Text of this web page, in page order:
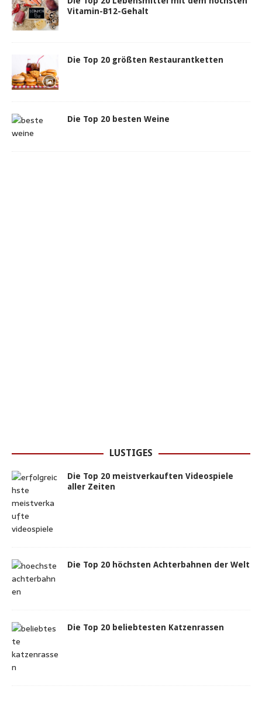
Vitamin-B12-Gehalt
Die Top 20 größten Restaurantketten
Die Top 20 besten Weine
LUSTIGES
Die Top 20 meistverkauften Videospiele
aller Zeiten
Die Top 20 höchsten Achterbahnen der Welt
Die Top 20 beliebtesten Katzenrassen